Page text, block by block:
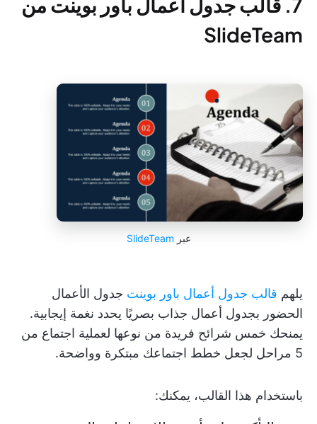
SlideTeam
عبر SlideTeam
يلهم قالب جدول أعمال باور بوينت جدول الأعمال
الحضور بجدول أعمال جذاب بصريًا يحدد نغمة إيجابية.
يمنحك خمس شرائح فريدة من نوعها لعملية اجتماع من
5 مراحل لجعل خطط اجتماعك مبتكرة وواضحة.
باستخدام هذا القالب، يمكنك: